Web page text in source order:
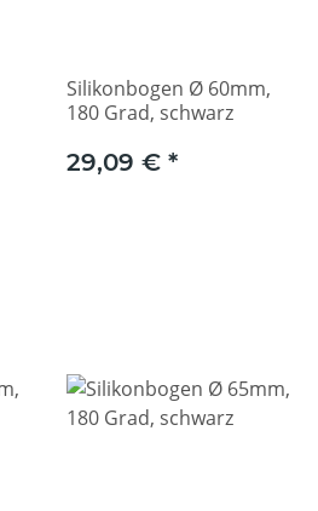
Silikonbogen Ø 60mm,
180 Grad, schwarz
29,09 € *